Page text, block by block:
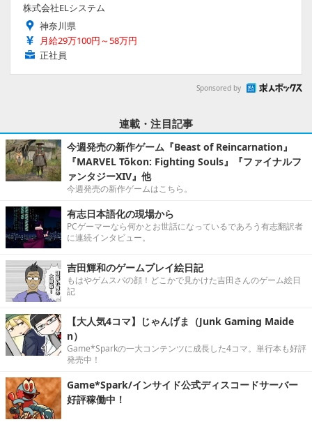
株式会社ELシステム
神奈川県
月給29万100円～58万円
正社員
Sponsored by
連載・注目記事
今週発売の新作ゲーム『Beast of Reincarnation』
『MARVEL Tōkon: Fighting Souls』『ファイナルフ
ァンタジーXIV』他
今週発売の新作ゲームはこちら。
有志日本語化の現場から
PCゲーマーなら何かとお世話になっているであろう有志翻訳者
に連続インタビュー。
吉田輝和のゲームプレイ絵日記
もはやゲムスパの顔！どこかで見かけた吉田さんのゲーム絵日
記
【大人気4コマ】じゃんげま（Junk Gaming Maide
n）
Game*Sparkの一大コンテンツに成長した4コマ。単行本も好評
発売中！
Game*Spark/インサイド公式ディスコードサーバー
好評稼働中！